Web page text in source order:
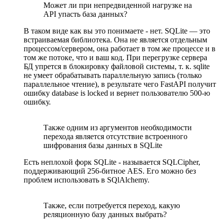
Может ли при непредвиденной нагрузке на
API упасть база данных?
В таком виде как вы это понимаете - нет. SQLite — это
встраиваемая библиотека. Она не является отдельным
процессом/сервером, она работает в том же процессе и в
том же потоке, что и ваш код. При перегрузке сервера
БД упрется в блокировку файловой системы, т. к. sqlite
не умеет обрабатывать параллельную запись (только
параллельное чтение), в результате чего FastAPI получит
ошибку database is locked и вернет пользователю 500-ю
ошибку.
Также одним из аргументов необходимости
перехода является отсутствие встроенного
шифрования базы данных в SQLite
Есть неплохой форк SQLite - называется SQLCipher,
поддерживающий 256-битное AES. Его можно без
проблем использовать в SQlAlchemy.
Также, если потребуется переход, какую
реляционную базу данных выбрать?